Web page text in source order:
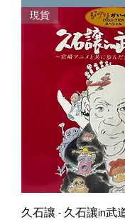
現貨
久石讓 - 久石讓in武